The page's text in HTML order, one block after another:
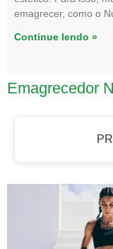
emagrecer, como o
Continue lendo »
Emagrecedor